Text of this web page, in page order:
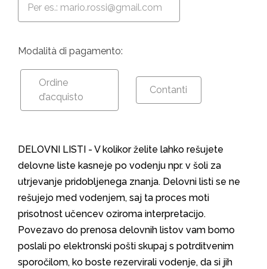
Modalità di pagamento:
Ordine
d’acquisto
Contanti
DELOVNI LISTI - V kolikor želite lahko rešujete
delovne liste kasneje po vodenju npr. v šoli za
utrjevanje pridobljenega znanja. Delovni listi se ne
rešujejo med vodenjem, saj ta proces moti
prisotnost učencev oziroma interpretacijo.
Povezavo do prenosa delovnih listov vam bomo
poslali po elektronski pošti skupaj s potrditvenim
sporočilom, ko boste rezervirali vodenje, da si jih